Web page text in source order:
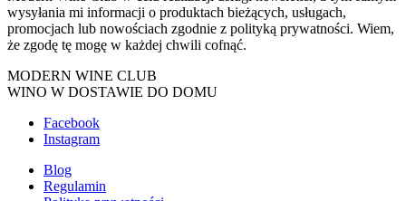
wysyłania mi informacji o produktach bieżących, usługach,
promocjach lub nowościach zgodnie z polityką prywatności. Wiem,
że zgodę tę mogę w każdej chwili cofnąć.
MODERN WINE CLUB
WINO W DOSTAWIE DO DOMU
Facebook
Instagram
Blog
Regulamin